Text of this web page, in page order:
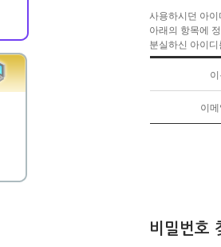
생활안내
자율방범위원회
사용하시던 아
아래의 항목에
분실하신 아이
이
비밀번호